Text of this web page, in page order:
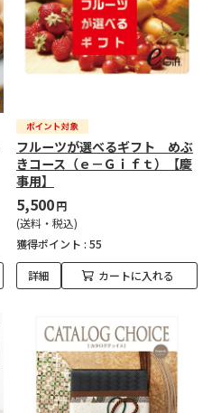
フルーツが選べるギフト めぶ
きコース（ｅ－Ｇｉｆｔ）【慶
事用】
5,500円
(送料・税込)
獲得ポイント : 55
詳細 カートに入れる